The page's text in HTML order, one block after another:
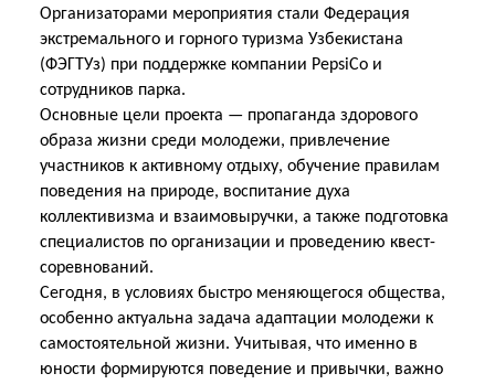
Организаторами мероприятия стали Федерация
экстремального и горного туризма Узбекистана
(ФЭГТУз) при поддержке компании PepsiCo и
сотрудников парка.
Основные цели проекта — пропаганда здорового
образа жизни среди молодежи, привлечение
участников к активному отдыху, обучение правилам
поведения на природе, воспитание духа
коллективизма и взаимовыручки, а также подготовка
специалистов по организации и проведению квест-
соревнований.
Сегодня, в условиях быстро меняющегося общества,
особенно актуальна задача адаптации молодежи к
самостоятельной жизни. Учитывая, что именно в
юности формируются поведение и привычки, важно